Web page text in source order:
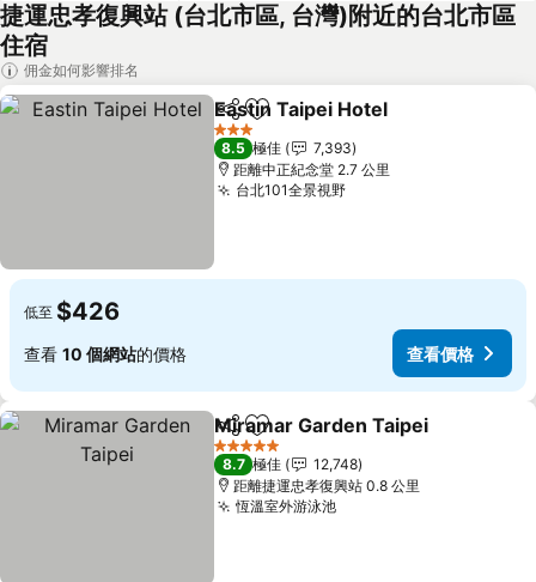
捷運忠孝復興站 (台北市區, 台灣)附近的台北市區
住宿
佣金如何影響排名
分享 放到收藏夾
Eastin Taipei Hotel
3 星級
8.5 極佳
7,393
距離中正紀念堂 2.7 公里
台北101全景視野
低至 $426
查看 10 個網站的價格 查看價格
分享 放到收藏夾
Miramar Garden Taipei
5 星級
8.7 極佳
12,748
距離捷運忠孝復興站 0.8 公里
恆溫室外游泳池